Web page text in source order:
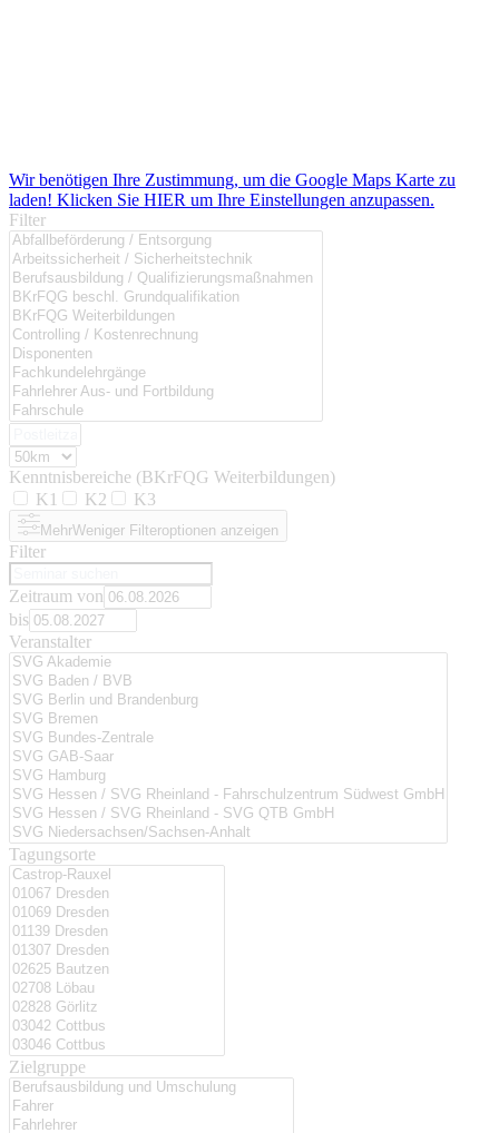
Wir benötigen Ihre Zustimmung, um die Google Maps Karte zu
laden! Klicken Sie HIER um Ihre Einstellungen anzupassen.
Filter
Kenntnisbereiche (BKrFQG Weiterbildungen)
K1
K2 K3
MehrWeniger Filteroptionen anzeigen
Filter
Zeitraum von
bis
Veranstalter
Tagungsorte
Zielgruppe